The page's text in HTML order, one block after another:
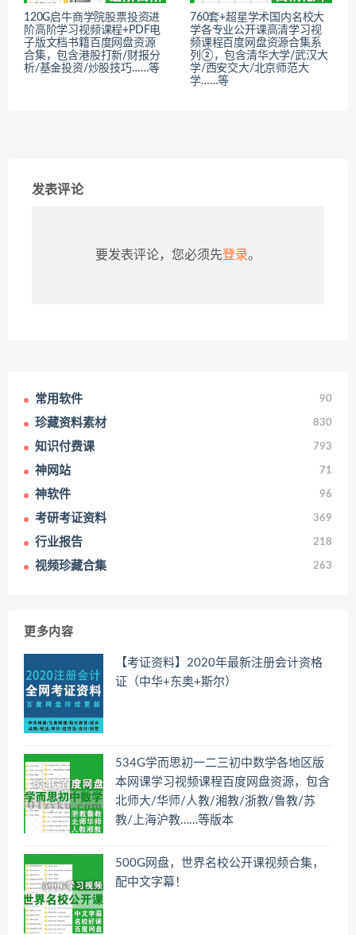
120G启牛商学院股票投资进
阶高阶学习视频课程+PDF电
子版文档书籍百度网盘资源
合集，包含港股打新/财报分
析/基金投资/炒股技巧……等
760套+超星学术国内名校大
学各专业公开课高清学习视
频课程百度网盘资源合集系
列②，包含清华大学/武汉大
学/西安交大/北京师范大
学……等
发表评论
要发表评论，您必须先登录。
常用软件 90
珍藏资料素材 830
知识付费课 793
神网站 71
神软件 96
考研考证资料 369
行业报告 218
视频珍藏合集 263
更多内容
【考证资料】2020年最新注册会计资格
证（中华+东奥+斯尔）
534G学而思初一二三初中数学各地区版
本网课学习视频课程百度网盘资源，包含
北师大/华师/人教/湘教/浙教/鲁教/苏
教/上海沪教……等版本
500G网盘，世界名校公开课视频合集，
配中文字幕！